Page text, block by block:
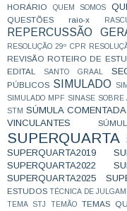
HORÁRIO
QUEM SOMOS
QUESTÕES raio-x
REPERCUSSÃO
RESOLUÇÃO 29º CPR
REVISÃO ROTEIRO DE
EDITAL
SANTO GRAAL
PÚBLICOS SIMULADO
SIMULADO MPF SINASE SOBRE
STM SÚMULA COMENTADA
VINCULANTES
SUPERQUARTA
SUPERQUARTA2019
SUPERQUARTA2022
SUPERQUARTA2025
ESTUDOS TÉCNICA DE
TEMA STJ TEMÃO TEMAS